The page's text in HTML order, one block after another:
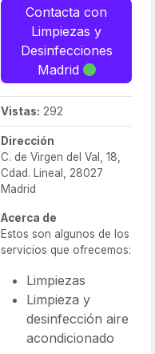
Contacta con
Limpiezas y
Desinfecciones
Madrid
Vistas: 292
Dirección
C. de Virgen del Val, 18,
Cdad. Lineal, 28027
Madrid
Acerca de
Estos son algunos de los
servicios que ofrecemos:
Limpiezas
Limpieza y
desinfección aire
acondicionado